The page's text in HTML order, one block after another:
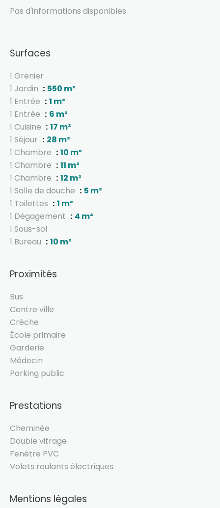
Pas d'informations disponibles
Surfaces
1 Grenier
1 Jardin
550 m²
1 Entrée
1 m²
1 Entrée
6 m²
1 Cuisine
17 m²
1 Séjour
28 m²
1 Chambre
10 m²
1 Chambre
11 m²
1 Chambre
12 m²
1 Salle de douche
5 m²
1 Toilettes
1 m²
1 Dégagement
4 m²
1 Sous-sol
1 Bureau
10 m²
Proximités
Bus
Centre ville
Crèche
École primaire
Garderie
Médecin
Parking public
Prestations
Cheminée
Double vitrage
Fenêtre PVC
Volets roulants électriques
Mentions légales